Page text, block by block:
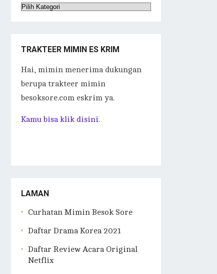
Kategori
TRAKTEER MIMIN ES KRIM
Hai, mimin menerima dukungan
berupa trakteer mimin
besoksore.com eskrim ya.
Kamu bisa klik disini.
LAMAN
Curhatan Mimin Besok Sore
Daftar Drama Korea 2021
Daftar Review Acara Original
Netflix